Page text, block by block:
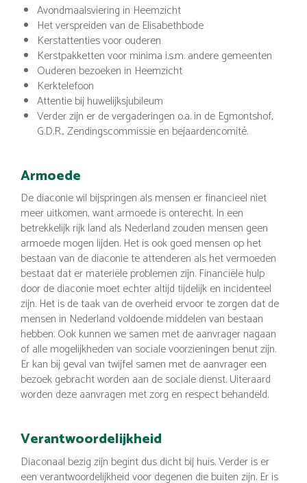
Avondmaalsviering in Heemzicht
Het verspreiden van de Elisabethbode
Kerstattenties voor ouderen
Kerstpakketten voor minima i.s.m. andere gemeenten
Ouderen bezoeken in Heemzicht
Kerktelefoon
Attentie bij huwelijksjubileum
Verder zijn er de vergaderingen o.a. in de Egmontshof,
G.D.R., Zendingscommissie en bejaardencomité.
Armoede
De diaconie wil bijspringen als mensen er financieel niet
meer uitkomen, want armoede is onterecht. In een
betrekkelijk rijk land als Nederland zouden mensen geen
armoede mogen lijden. Het is ook goed mensen op het
bestaan van de diaconie te attenderen als het vermoeden
bestaat dat er materiële problemen zijn. Financiële hulp
door de diaconie moet echter altijd tijdelijk en incidenteel
zijn. Het is de taak van de overheid ervoor te zorgen dat de
mensen in Nederland voldoende middelen van bestaan
hebben. Ook kunnen we samen met de aanvrager nagaan
of alle mogelijkheden van sociale voorzieningen benut zijn.
Er kan bij geval van twijfel samen met de aanvrager een
bezoek gebracht worden aan de sociale dienst. Uiteraard
worden deze aanvragen met zorg en respect behandeld.
Verantwoordelijkheid
Diaconaal bezig zijn begint dus dicht bij huis. Verder is er
een verantwoordelijkheid voor degenen die buiten zijn. Er is